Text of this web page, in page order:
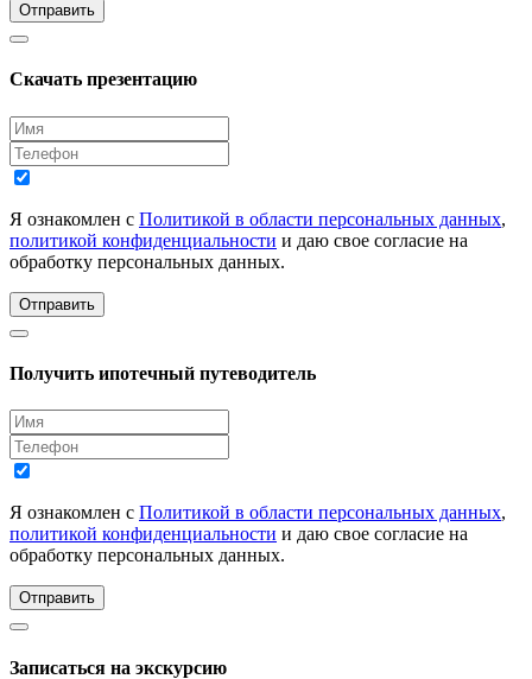
Отправить
Скачать презентацию
Я ознакомлен с Политикой в области персональных данных,
политикой конфиденциальности и даю свое согласие на
обработку персональных данных.
Отправить
Получить ипотечный путеводитель
Я ознакомлен с Политикой в области персональных данных,
политикой конфиденциальности и даю свое согласие на
обработку персональных данных.
Отправить
Записаться на экскурсию